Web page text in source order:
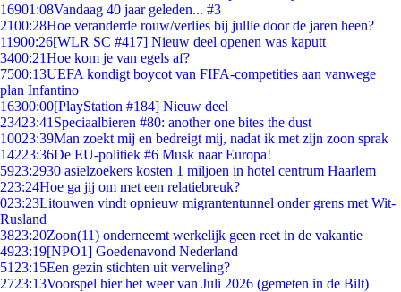
16901:08Vandaag 40 jaar geleden... #3
2100:28Hoe veranderde rouw/verlies bij jullie door de jaren heen?
11900:26[WLR SC #417] Nieuw deel openen was kaputt
3400:21Hoe kom je van egels af?
7500:13UEFA kondigt boycot van FIFA-competities aan vanwege
plan Infantino
16300:00[PlayStation #184] Nieuw deel
23423:41 Speciaalbieren #80: another one bites the dust
10023:39Man zoekt mij en bedreigt mij, nadat ik met zijn zoon sprak
14223:36De EU-politiek #6 Musk naar Europa!
5923:2930 asielzoekers kosten 1 miljoen in hotel centrum Haarlem
223:24Hoe ga jij om met een relatiebreuk?
023:23Litouwen vindt opnieuw migrantentunnel onder grens met Wit-
Rusland
3823:20Zoon(11) onderneemt werkelijk geen reet in de vakantie
4923:19[NPO1] Goedenavond Nederland
51 23:15Een gezin stichten uit verveling?
2723:13Voorspel hier het weer van Juli 2026 (gemeten in de Bilt)